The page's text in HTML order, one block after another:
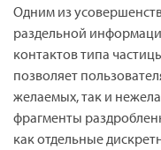
Одним из
раздельной
контактов типа
позволяет
желаемых, так и
фрагменты
как отдельные